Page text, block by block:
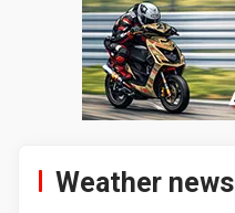
Weather news